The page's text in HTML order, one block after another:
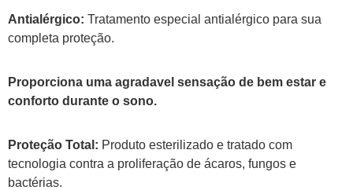
Antialérgico: Tratamento especial antialérgico para sua
completa proteção.
Proporciona uma agradavel sensação de bem estar e
conforto durante o sono.
Proteção Total: Produto esterilizado e tratado com
tecnologia contra a proliferação de ácaros, fungos e
bactérias.